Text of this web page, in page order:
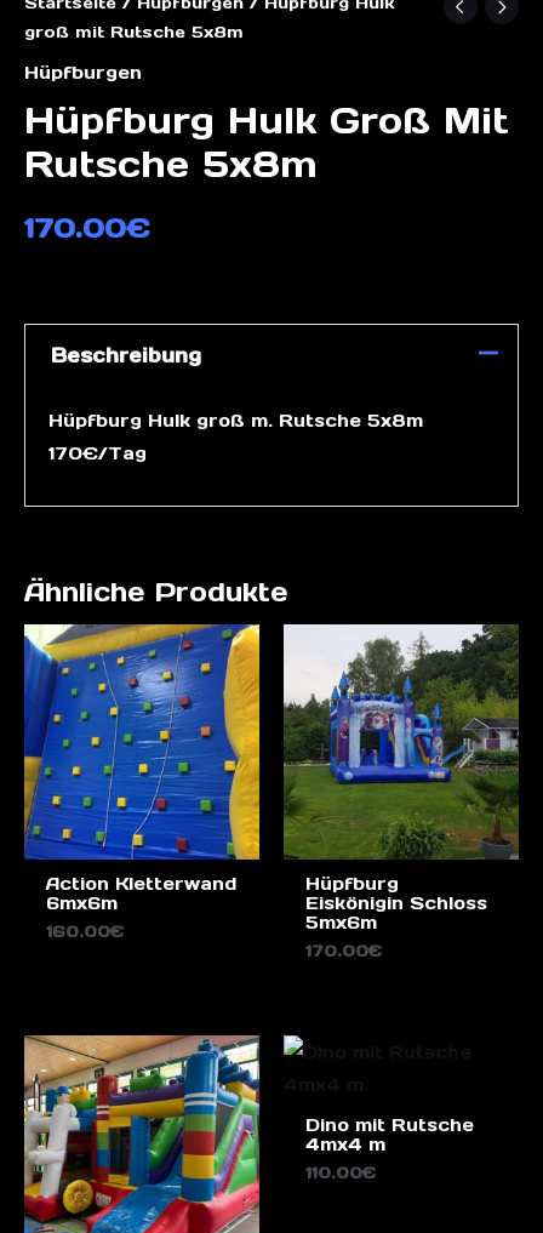
groß mit Rutsche 5x8m
Hüpfburgen
Hüpfburg Hulk Groß Mit
Rutsche 5x8m
170.00€
Beschreibung
Hüpfburg Hulk groß m. Rutsche 5x8m
170€/Tag
Ähnliche Produkte
Action Kletterwand
6mx6m
160.00€
Hüpfburg
Eiskönigin Schloss
5mx6m
170.00€
Dino mit Rutsche
4mx4 m
110.00€